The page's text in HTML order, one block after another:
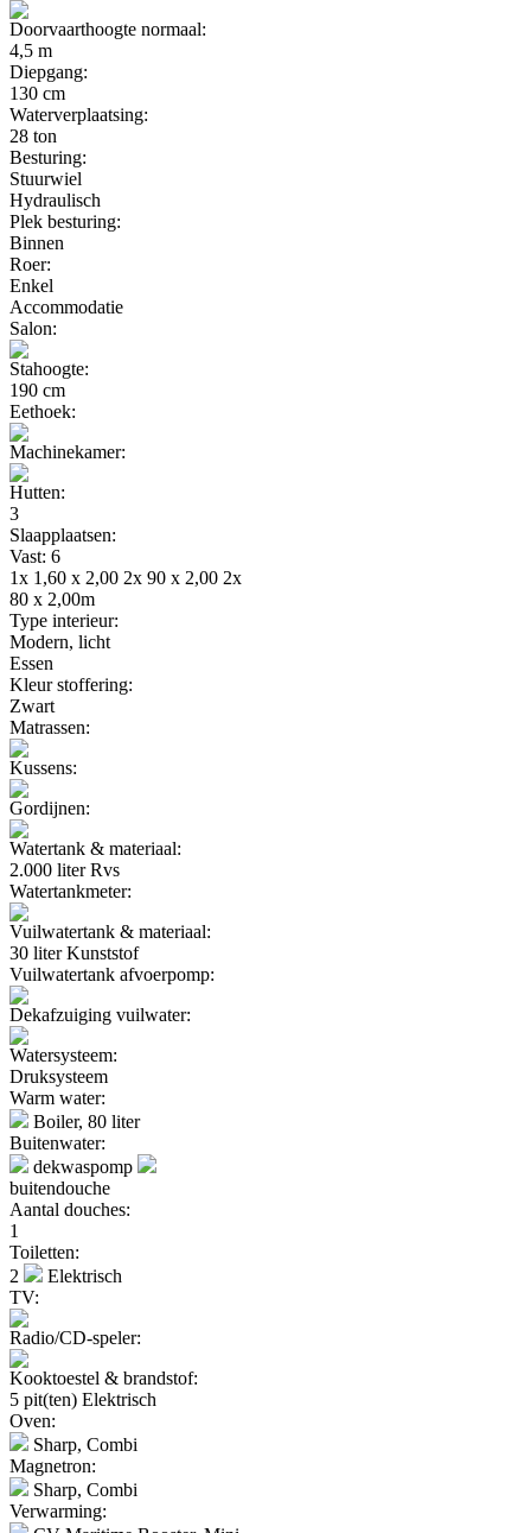
Doorvaarthoogte normaal:
4,5 m
Diepgang:
130 cm
Waterverplaatsing:
28 ton
Besturing:
Stuurwiel
Hydraulisch
Plek besturing:
Binnen
Roer:
Enkel
Accommodatie
Salon:
Stahoogte:
190 cm
Eethoek:
Machinekamer:
Hutten:
3
Slaapplaatsen:
Vast: 6
1x 1,60 x 2,00 2x 90 x 2,00 2x
80 x 2,00m
Type interieur:
Modern, licht
Essen
Kleur stoffering:
Zwart
Matrassen:
Kussens:
Gordijnen:
Watertank & materiaal:
2.000 liter Rvs
Watertankmeter:
Vuilwatertank & materiaal:
30 liter Kunststof
Vuilwatertank afvoerpomp:
Dekafzuiging vuilwater:
Watersysteem:
Druksysteem
Warm water:
Boiler, 80 liter
Buitenwater:
dekwaspomp
buitendouche
Aantal douches:
1
Toiletten:
2
Elektrisch
TV:
Radio/CD-speler:
Kooktoestel & brandstof:
5 pit(ten) Elektrisch
Oven:
Sharp, Combi
Magnetron:
Sharp, Combi
Verwarming: